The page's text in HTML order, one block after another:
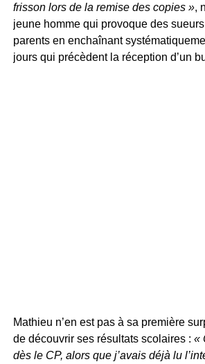
frisson lors de la remise des copies »,
jeune homme qui provoque des
parents en enchaînant
jours qui précèdent la réception d’un
Mathieu n’en est pas à sa première
de découvrir ses résultats scolaires : «
dès le CP, alors que j’avais déjà lu